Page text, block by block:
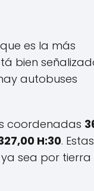
es la más
bien
autobuses
coordenadas
H:30. Estas
sea por tierra